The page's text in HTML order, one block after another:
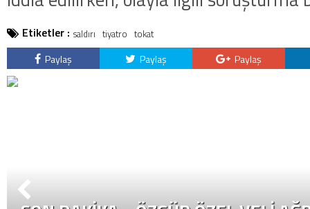
Etiketler : saldırı tiyatro tokat
Paylaş Paylaş Paylaş